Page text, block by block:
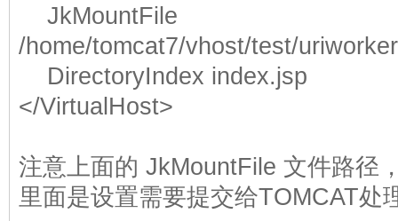
JkMountFile
/home/tomcat7/vhost/test/
DirectoryIndex index.jsp
</VirtualHost>
注意上面的 JkMountFile 文件路径
里面是设置需要提交给TOMCAT处